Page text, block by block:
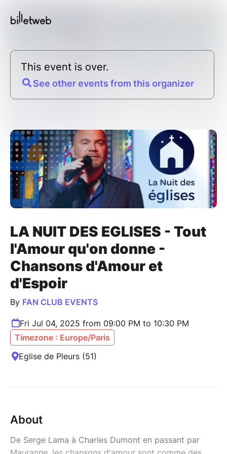
This event is over.
See other events from this organizer
LA NUIT DES EGLISES - Tout
l'Amour qu'on donne -
Chansons d'Amour et
d'Espoir
By FAN CLUB EVENTS
Fri Jul 04, 2025 from 09:00 PM to 10:30 PM
Timezone : Europe/Paris
Eglise de Pleurs (51)
About
De Serge Lama à Charles Dumont en passant par